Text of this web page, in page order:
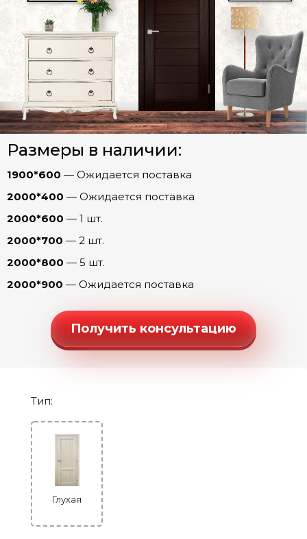
Двери Экошпон. Серия «Графика»
Двери Экошпон. Серия «Евро»
Двери Экошпон. «Парящая филенка»
Двери Экошпон. Серия «Сонет»
Двери Экошпон. Серия «Ульяновск»
Джаз
Кантри
Самба
Танго
Твист
Строительные двери
Двери для бани и сауны
Арки
Фурнитура
Размеры в наличии:
1900*600 — Ожидается поставка
2000*400 — Ожидается поставка
2000*600 — 1 шт.
2000*700 — 2 шт.
2000*800 — 5 шт.
2000*900 — Ожидается поставка
Получить консультацию
Тип:
Глухая